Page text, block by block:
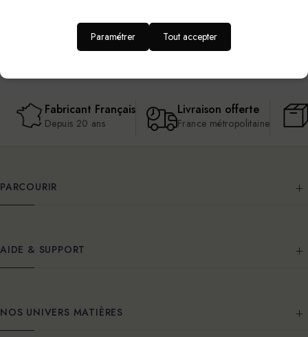
Fabricant Français
Depuis 20 ans
Livraison offerte
France métropolitaine
PARCOURIR
AIDE & SUPPORT
NOS UNIVERS MATIÈRES
Paramétrer Tout accepter